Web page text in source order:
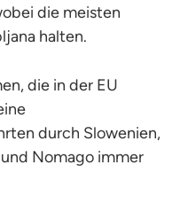
die meisten
halten.
die in der EU
durch Slowenien,
Nomago immer